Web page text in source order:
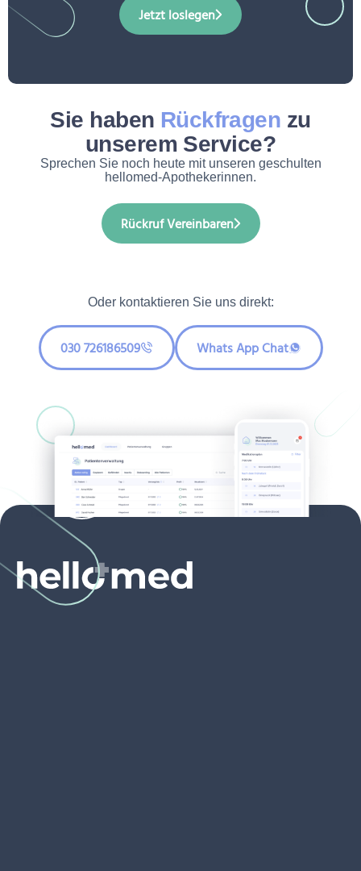
Jetzt loslegen
Sie haben Rückfragen zu
unserem Service?
Sprechen Sie noch heute mit unseren geschulten
hellomed-Apothekerinnen.
Rückruf Vereinbaren
Oder kontaktieren Sie uns direkt:
030 726186509 Whats App Chat